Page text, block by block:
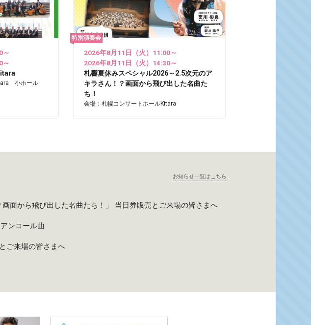
～
～
小ホール
2026年8月11日（火）11:00～
2026年8月11日（火）14:30～
札響夏休みスペシャル2026～2.5次元のア
キラさん！？画面から飛び出した名曲た
ち！
会場：札幌コンサートホールKitara
特別演奏会
お知らせ一覧はこちら
面から飛び出した名曲たち！」 当日券販売とご来場の皆さまへ
ンコール曲
ご来場の皆さまへ